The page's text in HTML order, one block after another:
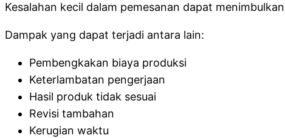
Kesalahan kecil dalam pemesanan dapat
Dampak yang dapat terjadi antara lain:
Pembengkakan biaya produksi
Keterlambatan pengerjaan
Hasil produk tidak sesuai
Revisi tambahan
Kerugian waktu